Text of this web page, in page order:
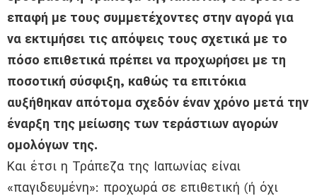
επαφή με τους συμμετέχοντες στην αγορά για
να εκτιμήσει τις απόψεις τους σχετικά με το
πόσο επιθετικά πρέπει να προχωρήσει με τη
ποσοτική σύσφιξη, καθώς τα επιτόκια
αυξήθηκαν απότομα σχεδόν έναν χρόνο μετά την
έναρξη της μείωσης των τεράστιων αγορών
ομολόγων της.
Και έτσι η Τράπεζα της Ιαπωνίας είναι
«παγιδευμένη»: προχωρά σε επιθετική (ή όχι